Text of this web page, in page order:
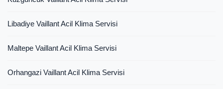
Libadiye Vaillant Acil Klima Servisi
Maltepe Vaillant Acil Klima Servisi
Orhangazi Vaillant Acil Klima Servisi